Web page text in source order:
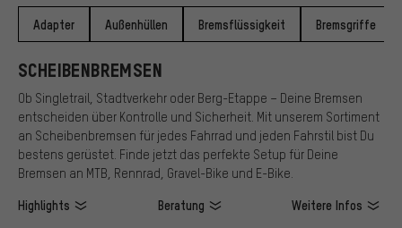
Adapter Außenhüllen Bremsflüssigkeit Bremsgriffe
SCHEIBENBREMSEN
Ob Singletrail, Stadtverkehr oder Berg-Etappe – Deine Bremsen
entscheiden über Kontrolle und Sicherheit. Mit unserem Sortiment
an Scheibenbremsen für jedes Fahrrad und jeden Fahrstil bist Du
bestens gerüstet. Finde jetzt das perfekte Setup für Deine
Bremsen an MTB, Rennrad, Gravel-Bike und E-Bike.
Highlights Beratung Weitere Infos